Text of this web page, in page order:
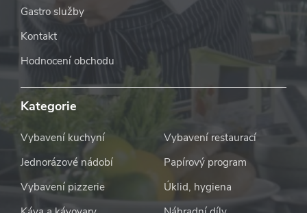
Gastro služby
Kontakt
Hodnocení obchodu
Kategorie
Vybavení kuchyní
Vybavení restaurací
Jednorázové nádobí
Papírový program
Vybavení pizzerie
Úklid, hygiena